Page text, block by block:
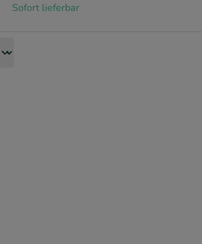
Sofort lieferbar